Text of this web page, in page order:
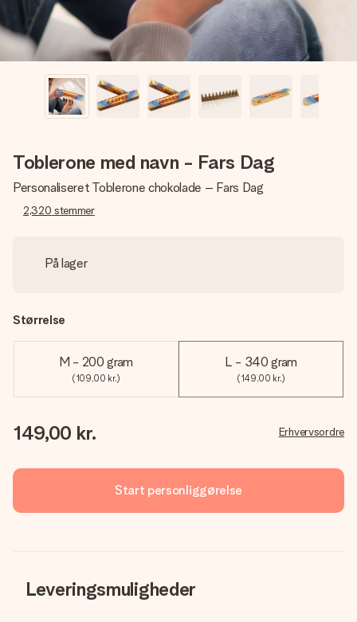
Toblerone med navn - Fars Dag
Personaliseret Toblerone chokolade – Fars Dag
2,320 stemmer
På lager
Størrelse
M - 200 gram
(109,00 kr.)
L - 340 gram
(149,00 kr.)
149,00 kr. Erhvervsordre
Start personliggørelse
Leveringsmuligheder